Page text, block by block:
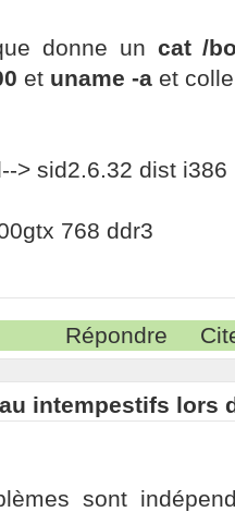
donne un cat /
et uname -aet
> sid2.6.32 dist i386
768 ddr3
Répondre
intempestifs lors
sont